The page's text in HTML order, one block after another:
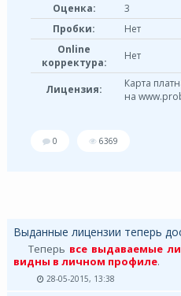
Оценка:
3
Пробки:
Нет
Online
корректура:
Нет
Лицензия:
Карта
на
0 6369
Выданные лицензии теперь
Теперь все выдаваемые
видны в личном профиле.
28-05-2015, 13:38